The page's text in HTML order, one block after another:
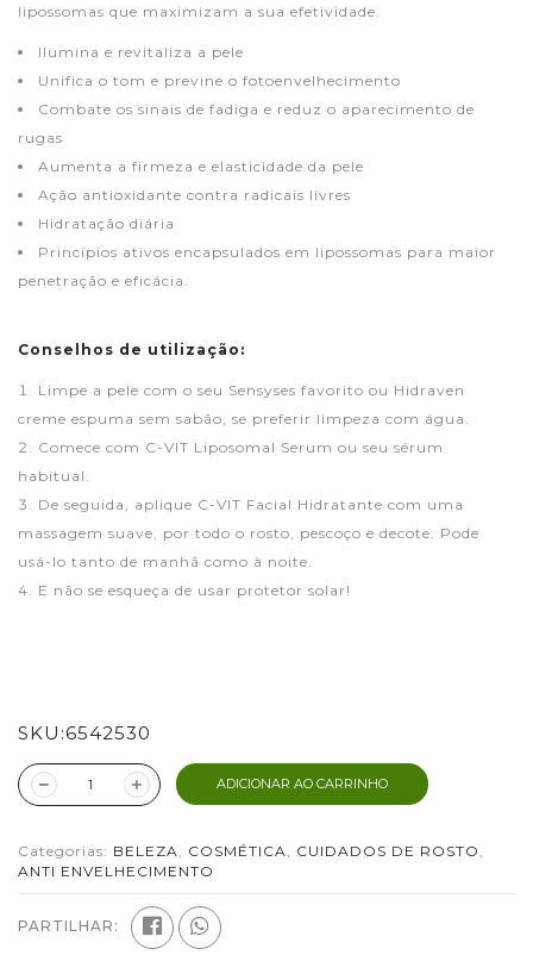
lipossomas que maximizam a sua efetividade.
Ilumina e revitaliza a pele
Unifica o tom e previne o fotoenvelhecimento
Combate os sinais de fadiga e reduz o aparecimento de
rugas
Aumenta a firmeza e elasticidade da pele
Ação antioxidante contra radicais livres
Hidratação diária
Princípios ativos encapsulados em lipossomas para maior
penetração e eficácia.
Conselhos de utilização:
Limpe a pele com o seu Sensyses favorito ou Hidraven
creme espuma sem sabão, se preferir limpeza com água.
Comece com C-VIT Liposomal Serum ou seu sérum
habitual.
De seguida, aplique C-VIT Facial Hidratante com uma
massagem suave, por todo o rosto, pescoço e decote. Pode
usá-lo tanto de manhã como à noite.
E não se esqueça de usar protetor solar!
SKU:6542530
ADICIONAR AO CARRINHO
Categorias: BELEZA COSMÉTICA CUIDADOS DE ROSTO
ANTI ENVELHECIMENTO
PARTILHAR: